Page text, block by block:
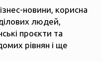
новини, корисна
людей,
проєкти та
рівнян і ще